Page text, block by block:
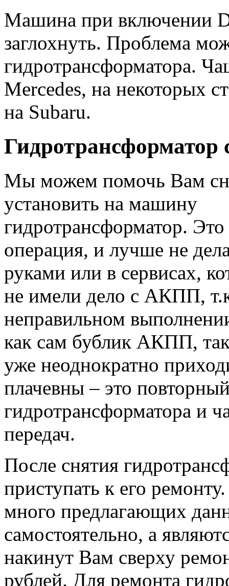
Машина при включении D
заглохнуть. Проблема
гидротрансформатора.
Mercedes, на некоторых
на Subaru.
Гидротрансформатор
Мы можем помочь Вам
установить на машину
гидротрансформатор. Это
операция, и лучше не
руками или в сервисах,
не имели дело с АКПП,
неправильном
как сам бублик АКПП,
уже неоднократно
плачевны – это
гидротрансформатора и
передач.
После снятия
приступать к его
много предлагающих
самостоятельно, а
накинут Вам сверху
рублей. Для ремонта